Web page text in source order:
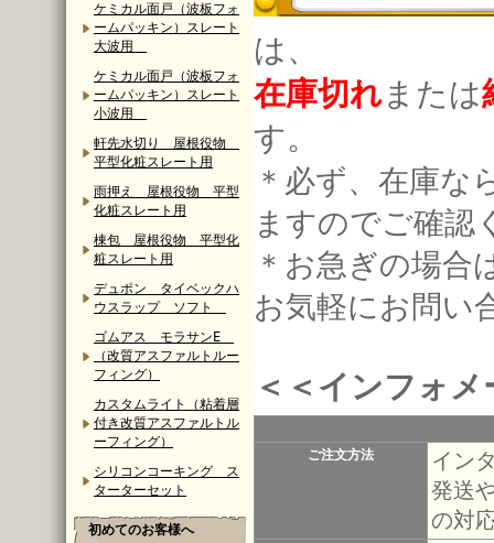
ケミカル面戸（波板フォ
ームパッキン）スレート
大波用
ケミカル面戸（波板フォ
ームパッキン）スレート
小波用
軒先水切り 屋根役物
平型化粧スレート用
雨押え 屋根役物 平型
化粧スレート用
棟包 屋根役物 平型化
粧スレート用
デュポン タイベックハ
ウスラップ ソフト
ゴムアス モラサンE
（改質アスファルトルー
フィング）
カスタムライト（粘着層
付き改質アスファルトル
ーフィング）
シリコンコーキング ス
ターターセット
初めてのお客様へ
は、
在庫切れまたは
す。
＊必ず、在庫な
ますのでご確認
＊お急ぎの場合
お気軽にお問い
＜＜インフォ
ご注文方法
イン
発送
の対